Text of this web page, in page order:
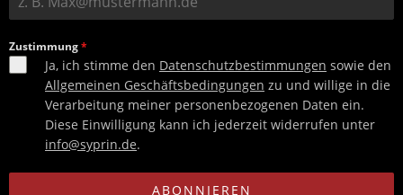
Zustimmung*
Ja, ich stimme den Datenschutzbestimmungen sowie den
Allgemeinen Geschäftsbedingungen zu und willige in die
Verarbeitung meiner personenbezogenen Daten ein.
Diese Einwilligung kann ich jederzeit widerrufen unter
info@syprin.de.
ABONNIEREN